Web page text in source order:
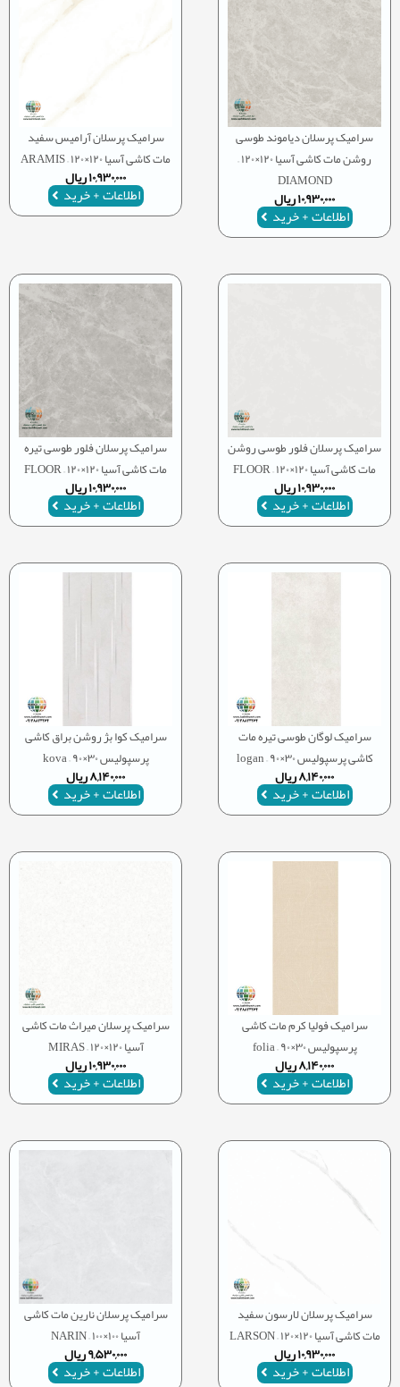
سرامیک پرسلان دیاموند طوسی
روشن مات کاشی آسیا ۱۲۰×۱۲۰ –
DIAMOND
۱۰,۹۳۰,۰۰۰ریال
اطلاعات + خرید
سرامیک پرسلان آرامیس سفید
مات کاشی آسیا ۱۲۰×۱۲۰ – ARAMIS
۱۰,۹۳۰,۰۰۰ریال
اطلاعات + خرید
سرامیک پرسلان فلور طوسی روشن
مات کاشی آسیا ۱۲۰×۱۲۰ – FLOOR
۱۰,۹۳۰,۰۰۰ریال
اطلاعات + خرید
سرامیک پرسلان فلور طوسی تیره
مات کاشی آسیا ۱۲۰×۱۲۰ – FLOOR
۱۰,۹۳۰,۰۰۰ریال
اطلاعات + خرید
سرامیک لوگان طوسی تیره مات
کاشی پرسپولیس ۳۰×۹۰ – logan
۸,۱۴۰,۰۰۰ریال
اطلاعات + خرید
سرامیک کوا بژ روشن براق کاشی
پرسپولیس ۳۰×۹۰ – kova
۸,۱۴۰,۰۰۰ریال
اطلاعات + خرید
سرامیک فولیا کرم مات کاشی
پرسپولیس ۳۰×۹۰ – folia
۸,۱۴۰,۰۰۰ریال
اطلاعات + خرید
سرامیک پرسلان میراث مات کاشی
آسیا ۱۲۰×۱۲۰ – MIRAS
۱۰,۹۳۰,۰۰۰ریال
اطلاعات + خرید
سرامیک پرسلان لارسون سفید
مات کاشی آسیا ۱۲۰×۱۲۰ – LARSON
۱۰,۹۳۰,۰۰۰ریال
اطلاعات + خرید
سرامیک پرسلان نارین مات کاشی
آسیا ۱۰۰×۱۰۰ – NARIN
۹,۵۳۰,۰۰۰ریال
اطلاعات + خرید